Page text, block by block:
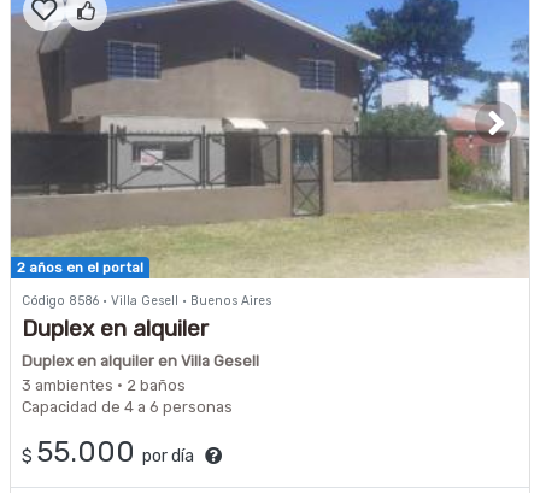
2 años en el portal
Código 8586 · Villa Gesell · Buenos Aires
Duplex en alquiler
Duplex en alquiler en Villa Gesell
3 ambientes · 2 baños
Capacidad de 4 a 6 personas
$ 55.000 por día